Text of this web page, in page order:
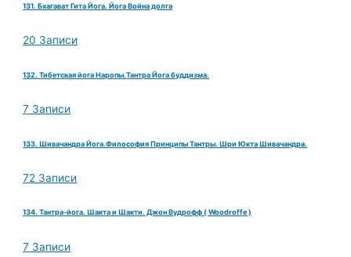
131. Бхагават Гита Йога. Йога Война долга
20 Записи
132. Тибетская йога Наропы.Тантра Йога буддизма.
7 Записи
133. Шивачандра Йога.Философия Принципы Тантры. Шри Юкта Шивачандра.
72 Записи
134. Тантра-йога. Шакта и Шакти. Джон Вудрофф ( Woodroffe )
7 Записи